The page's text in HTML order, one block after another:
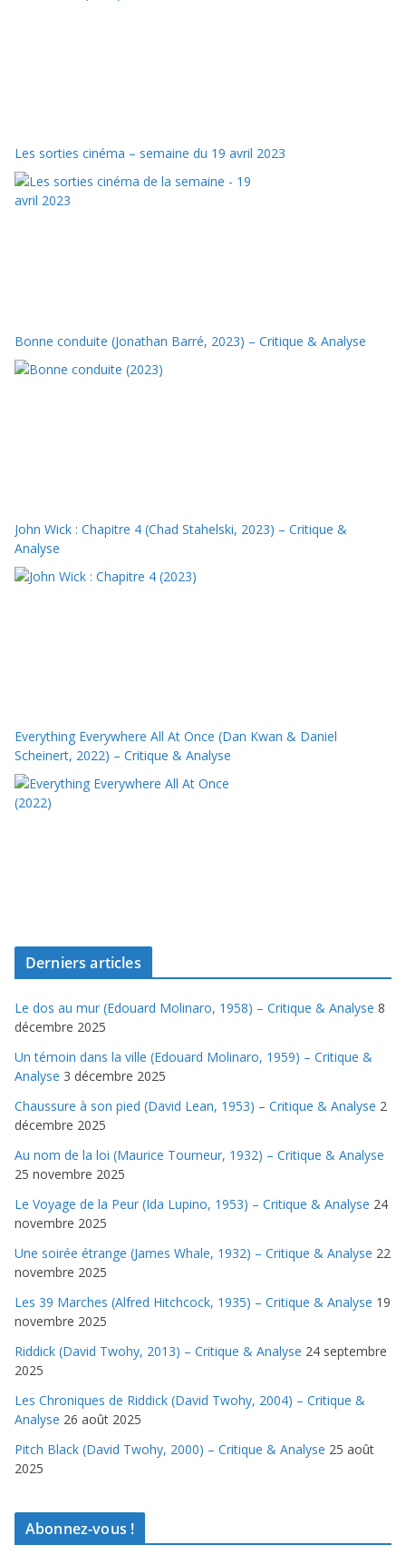
Les sorties cinéma – semaine du 19 avril 2023
Bonne conduite (Jonathan Barré, 2023) – Critique & Analyse
John Wick : Chapitre 4 (Chad Stahelski, 2023) – Critique &
Analyse
Everything Everywhere All At Once (Dan Kwan & Daniel
Scheinert, 2022) – Critique & Analyse
Derniers articles
Le dos au mur (Edouard Molinaro, 1958) – Critique & Analyse 8
décembre 2025
Un témoin dans la ville (Edouard Molinaro, 1959) – Critique &
Analyse 3 décembre 2025
Chaussure à son pied (David Lean, 1953) – Critique & Analyse 2
décembre 2025
Au nom de la loi (Maurice Tourneur, 1932) – Critique & Analyse
25 novembre 2025
Le Voyage de la Peur (Ida Lupino, 1953) – Critique & Analyse 24
novembre 2025
Une soirée étrange (James Whale, 1932) – Critique & Analyse 22
novembre 2025
Les 39 Marches (Alfred Hitchcock, 1935) – Critique & Analyse 19
novembre 2025
Riddick (David Twohy, 2013) – Critique & Analyse 24 septembre
2025
Les Chroniques de Riddick (David Twohy, 2004) – Critique &
Analyse 26 août 2025
Pitch Black (David Twohy, 2000) – Critique & Analyse 25 août
2025
Abonnez-vous !